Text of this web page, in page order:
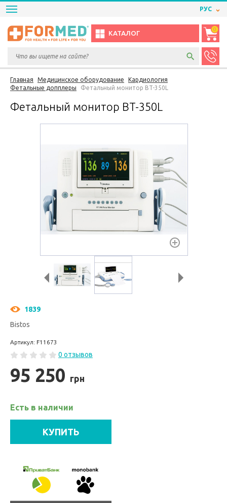
РУС
КАТАЛОГ
0
Главная Медицинское оборудование
Кардиология
Фетальные допплеры
Фетальный монитор BT-350L
Фетальный монитор BT-350L
1839
Bistos
Артикул: F11673
0 отзывов
95 250 грн
Есть в наличии
КУПИТЬ